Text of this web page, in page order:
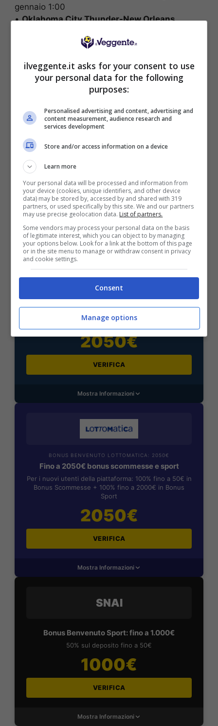
gennaio 1:00
•Oklahoma City Thunder-New Orleans
Utah Jazz-Phoenix Suns, 1 gennaio ore 3:00
BONUS SPORTBET: 100€ SUBITO
Bonus 50€ SENZA deposito + fino a 50€ di
Bonus 50€ senza deposito sport + fino a 50€ di
200€
VERIFICA
Mostra Informazioni
BONUS BENVENUTO GOLDBET: 2.050€
Fino a 2050€ sport e casino
Per i nuovi registrati: 100% fino a 2.000€ in Bonus
Scommesse + 50% del primo deposito fino a 50€
2050€
VERIFICA
Mostra Informazioni
BONUS BENVENUTO LOTTOMATICA: 2050€
Fino a 2050€ bonus scommesse e sport
Per i nuovi utenti della piattaforma: 100% fino a 50€ in
Bonus Scommesse + 100% fino a 2000€ in Bonus
Sport
2050€
VERIFICA
Mostra Informazioni
SNAI
Bonus Benvenuto Sport: fino a 1.000€
50% sul deposito fino a 50€
1000€
VERIFICA
Mostra Informazioni
ilveggente.it asks for your consent to use
your personal data for the following
purposes:
Personalised advertising and content, advertising and
content measurement, audience research and
services development
Store and/or access information on a device
Learn more
Your personal data will be processed and information from
your device (cookies, unique identifiers, and other device
data) may be stored by, accessed by and shared with 319
partners, or used specifically by this site. We and our partners
may use precise geolocation data. List of partners.
Some vendors may process your personal data on the basis
of legitimate interest, which you can object to by managing
your options below. Look for a link at the bottom of this page
or in the site menu to manage or withdraw consent in privacy
and cookie settings.
Consent
Manage options